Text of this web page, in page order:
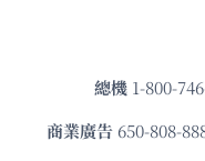
總機 1-800-
商業廣告 650-808-